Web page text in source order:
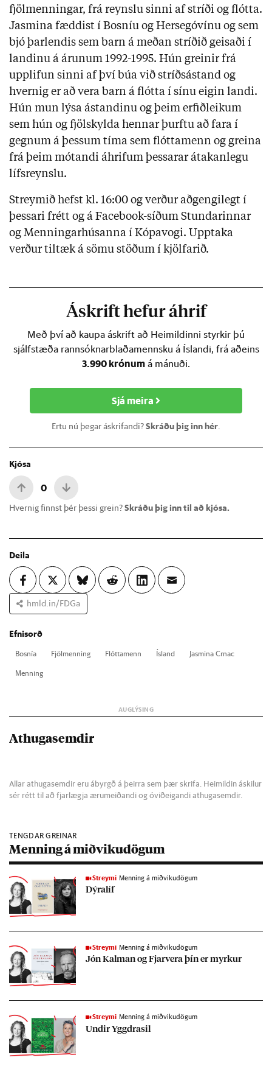
fjölmenningar, frá reynslu sinni af stríði og flótta.
Jasmina fæddist í Bosníu og Hersegóvínu og sem
bjó þarlendis sem barn á meðan stríðið geisaði í
landinu á árunum 1992-1995. Hún greinir frá
upplifun sinni af því búa við stríðsástand og
hvernig er að vera barn á flótta í sínu eigin landi.
Hún mun lýsa ástandinu og þeim erfiðleikum
sem hún og fjölskylda hennar þurftu að fara í
gegnum á þessum tíma sem flóttamenn og greina
frá þeim mótandi áhrifum þessarar átakanlegu
lífsreynslu.
Streymið hefst kl. 16:00 og verður aðgengilegt í
þessari frétt og á Facebook-síðum Stundarinnar
og Menningarhúsanna í Kópavogi. Upptaka
verður tiltæk á sömu stöðum í kjölfarið.
Áskrift hefur áhrif
Með því að kaupa áskrift að Heimildinni styrkir þú
sjálfstæða rannsóknarblaðamennsku á Íslandi, frá aðeins
3.990 krónum á mánuði.
Sjá meira
Ertu nú þegar áskrifandi?Skráðu þig inn hér.
Kjósa
0
Hvernig finnst þér þessi grein?Skráðu þig inn til að kjósa.
Deila
hmld.in/FDGa
Efnisorð
Bosn­ía Fjöl­menn­ing Flótta­menn Ís­land
Jasmina Crnac
Menn­ing
Athugasemdir
Allar athugasemdir eru ábyrgð á þeirra sem þær skrifa. Heimildin áskilur
sér rétt til að fjarlægja ærumeiðandi og óviðeigandi athugasemdir.
TENGDAR GREINAR
Menning á miðvikudögum
Streymi Menning á miðvikudögum
Dýra­líf
Streymi Menning á miðvikudögum
Jón Kalm­an og Fjar­vera þín er myrk­ur
Streymi Menning á miðvikudögum
Und­ir Yggdras­il